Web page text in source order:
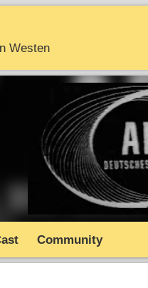
Westen
Starts
Community